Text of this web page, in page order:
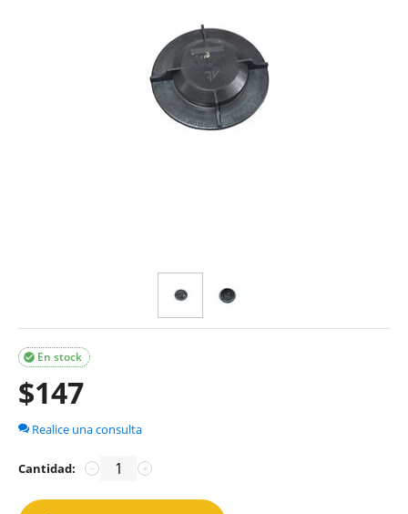
En stock

$147
Realice una consulta
Cantidad: +
−